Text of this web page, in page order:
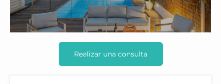
Realizar una consulta